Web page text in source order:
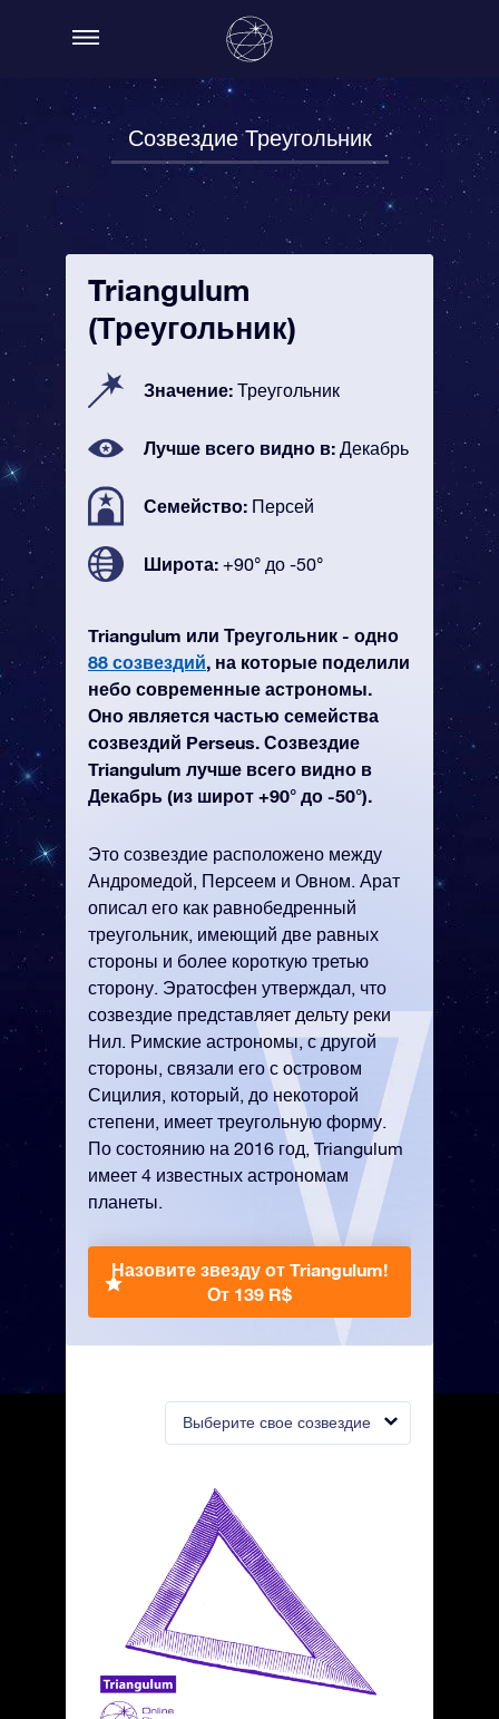
Созвездие Треугольник
Выберите свое созвездие
Triangulum
(Треугольник)
Значение: Треугольник
Лучше всего видно в: Декабрь
Семейство: Персей
Широта: +90° до -50°
Triangulum или Треугольник - одно
88 созвездий, на которые поделили
небо современные астрономы.
Оно является частью семейства
созвездий Perseus. Созвездие
Triangulum лучше всего видно в
Декабрь (из широт +90° до -50°).
Это созвездие расположено между
Андромедой, Персеем и Овном. Арат
описал его как равнобедренный
треугольник, имеющий две равных
стороны и более короткую третью
сторону. Эратосфен утверждал, что
созвездие представляет дельту реки
Нил. Римские астрономы, с другой
стороны, связали его с островом
Сицилия, который, до некоторой
степени, имеет треугольную форму.
По состоянию на 2016 год, Triangulum
имеет 4 известных астрономам
планеты.
Назовите звезду от Triangulum!
От 139 R$